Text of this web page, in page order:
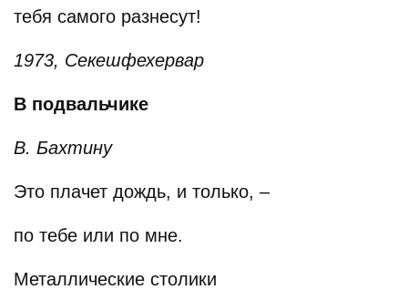
тебя самого разнесут!
1973, Секешфехервар
В подвальчике
В. Бахтину
Это плачет дождь, и только, –
по тебе или по мне.
Металлические столики